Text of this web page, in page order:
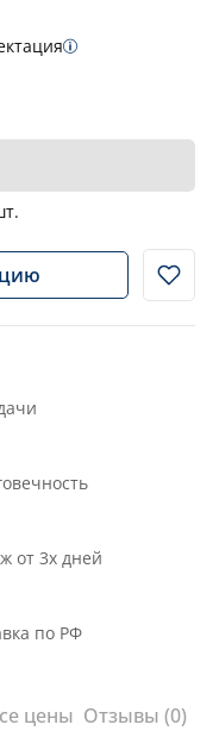
от 3х дней
по РФ
цены Отзывы (0)